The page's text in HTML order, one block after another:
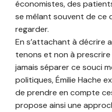
économistes, des
se mêlant souvent de ce
regarder.
En s’attachant à décrire
tenons et non à prescrire
jamais séparer ce souci
politiques, Émilie Hache
de prendre en compte
propose ainsi une